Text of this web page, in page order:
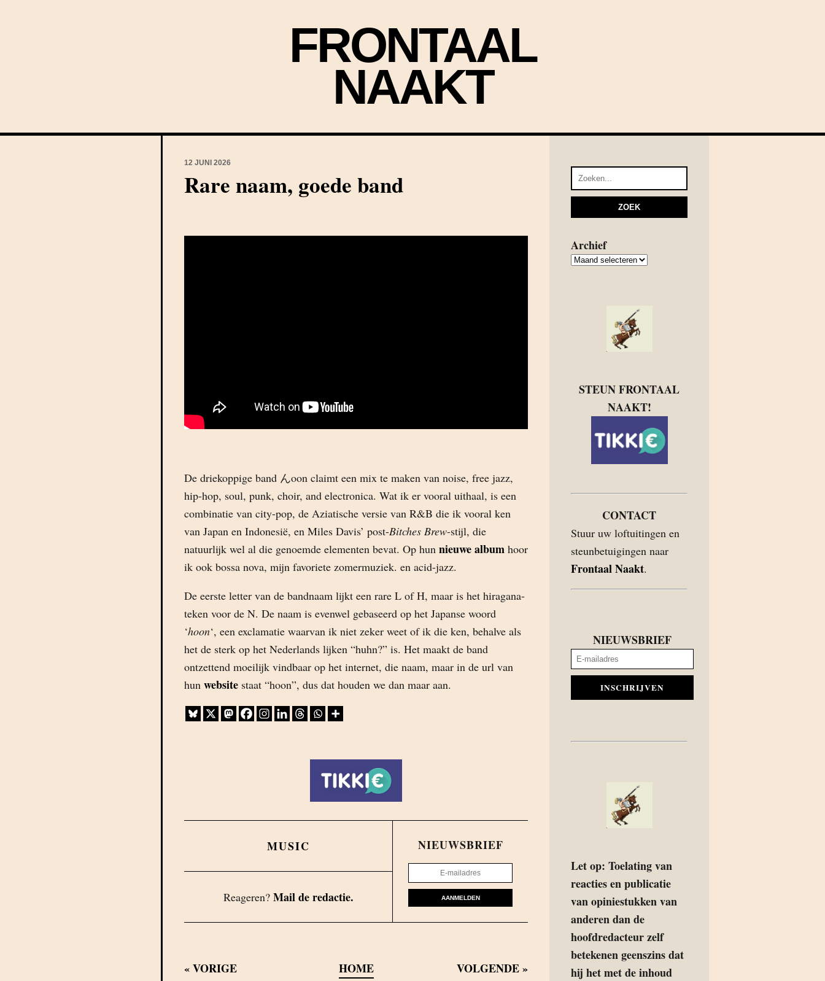
FRONTAAL
NAAKT
12 JUNI 2026
Rare naam, goede band
De driekoppige band んoon claimt een mix te maken van noise, free jazz,
hip-hop, soul, punk, choir, and electronica. Wat ik er vooral uithaal, is een
combinatie van city-pop, de Aziatische versie van R&B die ik vooral ken
van Japan en Indonesië, en Miles Davis’ post-Bitches Brew-stijl, die
natuurlijk wel al die genoemde elementen bevat. Op hun nieuwe album hoor
ik ook bossa nova, mijn favoriete zomermuziek. en acid-jazz.
De eerste letter van de bandnaam lijkt een rare L of H, maar is het hiragana-
teken voor de N. De naam is evenwel gebaseerd op het Japanse woord
‘hoon‘, een exclamatie waarvan ik niet zeker weet of ik die ken, behalve als
het de sterk op het Nederlands lijken “huhn?” is. Het maakt de band
ontzettend moeilijk vindbaar op het internet, die naam, maar in de url van
hun website staat “hoon”, dus dat houden we dan maar aan.
MUSIC
Reageren? Mail de redactie.
NIEUWSBRIEF
AANMELDEN
«VORIGE HOME VOLGENDE»
Archief
Archief
STEUN FRONTAAL
NAAKT!
CONTACT
Stuur uw loftuitingen en
steunbetuigingen naar
Frontaal Naakt.
NIEUWSBRIEF
INSCHRIJVEN
Let op: Toelating van
reacties en publicatie
van opiniestukken van
anderen dan de
hoofdredacteur zelf
betekenen geenszins dat
hij het met de inhoud